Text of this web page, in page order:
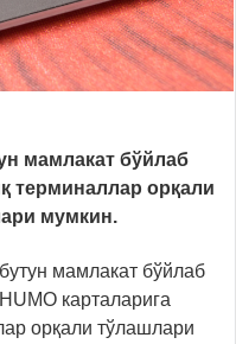
мамлакат бўйлаб
терминаллар орқали
мумкин.
мамлакат бўйлаб
карталарига
орқали тўлашлари